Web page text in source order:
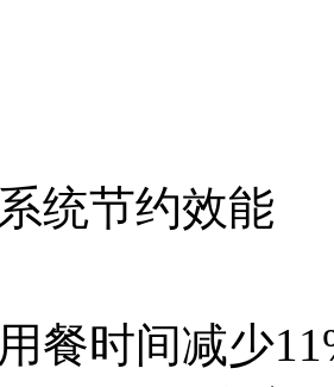
统节约效能
餐时间减少